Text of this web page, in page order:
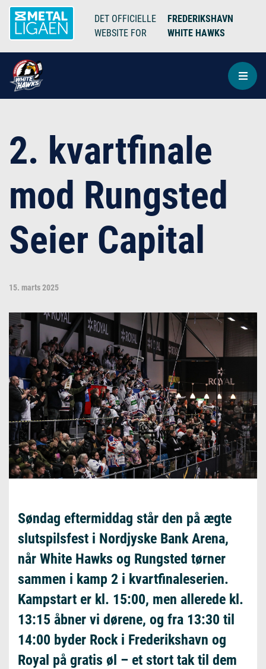
DET OFFICIELLE
WEBSITE FOR
FREDERIKSHAVN
WHITE HAWKS
2. kvartfinale
mod Rungsted
Seier Capital
15. marts 2025
Søndag eftermiddag står den på ægte
slutspilsfest i Nordjyske Bank Arena,
når White Hawks og Rungsted tørner
sammen i kamp 2 i kvartfinaleserien.
Kampstart er kl. 15:00, men allerede kl.
13:15 åbner vi dørene, og fra 13:30 til
14:00 byder Rock i Frederikshavn og
Royal på gratis øl – et stort tak til dem